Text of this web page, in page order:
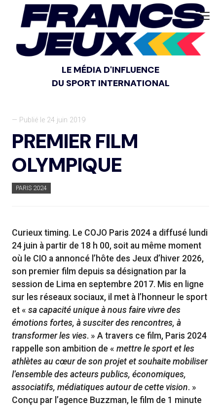
LE MÉDIA D'INFLUENCE
DU SPORT INTERNATIONAL
— Publié le 24 juin 2019
PREMIER FILM
OLYMPIQUE
PARIS 2024
Curieux timing. Le COJO Paris 2024 a diffusé lundi
24 juin à partir de 18 h 00, soit au même moment
où le CIO a annoncé l’hôte des Jeux d’hiver 2026,
son premier film depuis sa désignation par la
session de Lima en septembre 2017. Mis en ligne
sur les réseaux sociaux, il met à l’honneur le sport
et « sa capacité unique à nous faire vivre des
émotions fortes, à susciter des rencontres, à
transformer les vies. » A travers ce film, Paris 2024
rappelle son ambition de « mettre le sport et les
athlètes au cœur de son projet et souhaite mobiliser
l’ensemble des acteurs publics, économiques,
associatifs, médiatiques autour de cette vision. »
Conçu par l’agence Buzzman, le film de 1 minute